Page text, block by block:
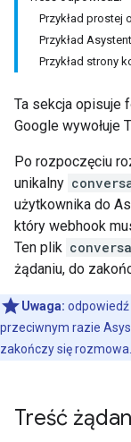
Przykład prostej
Przykład
Przykład strony
Ta sekcja opisuje
Google wywołuje
Po rozpoczęciu
unikalny
użytkownika do
który webhook
Ten plik
żądaniu, do
Uwaga: odpowiedź
przeciwnym razie
zakończy się rozmowa.
Treść